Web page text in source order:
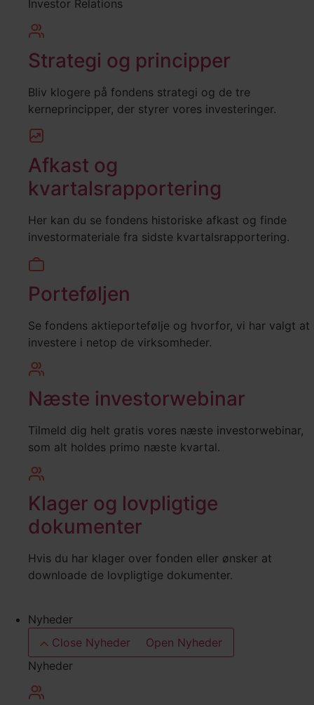
Investor Relations
Strategi og principper
Bliv klogere på fondens strategi og de tre
kerneprincipper, der styrer vores investeringer.
Afkast og
kvartalsrapportering
Her kan du se fondens historiske afkast og finde
investormateriale fra sidste kvartalsrapportering.
Porteføljen
Se fondens aktieportefølje og hvorfor, vi har valgt at
investere i netop de virksomheder.
Næste investorwebinar
Tilmeld dig helt gratis vores næste investorwebinar,
som alt holdes primo næste kvartal.
Klager og lovpligtige
dokumenter
Hvis du har klager over fonden eller ønsker at
downloade de lovpligtige dokumenter.
Nyheder
Close Nyheder
Open Nyheder
Nyheder